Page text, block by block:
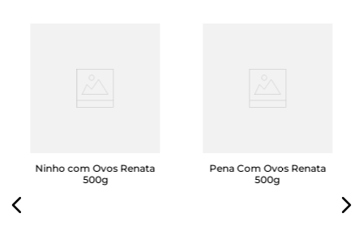
Ninho com Ovos Renata
500g
Pena Com Ovos Renata
500g